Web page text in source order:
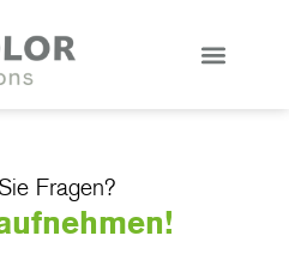
Fragen?​